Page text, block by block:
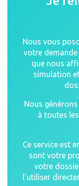
Nous vous
votre
que nous
simulation
Nous
à toutes
Ce service est
sont votre
votre
l'utiliser